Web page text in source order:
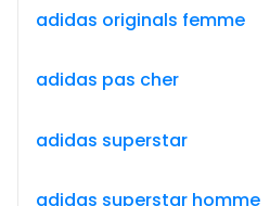
adidas originals femme
adidas pas cher
adidas superstar
adidas superstar homme